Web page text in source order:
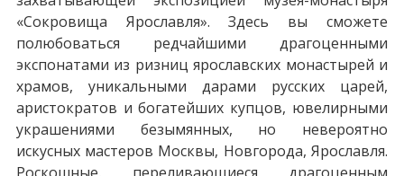
«Сокровища Ярославля». Здесь вы сможете
полюбоваться редчайшими драгоценными
экспонатами из ризниц ярославских монастырей и
храмов, уникальными дарами русских царей,
аристократов и богатейших купцов, ювелирными
украшениями безымянных, но невероятно
искусных мастеров Москвы, Новгорода, Ярославля.
Роскошные, переливающиеся драгоценным